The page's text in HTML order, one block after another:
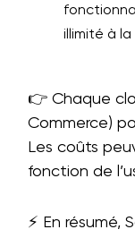
illimité à
👉 Chaque
Commerce)
Les coûts
fonction de
⚡ En résumé,